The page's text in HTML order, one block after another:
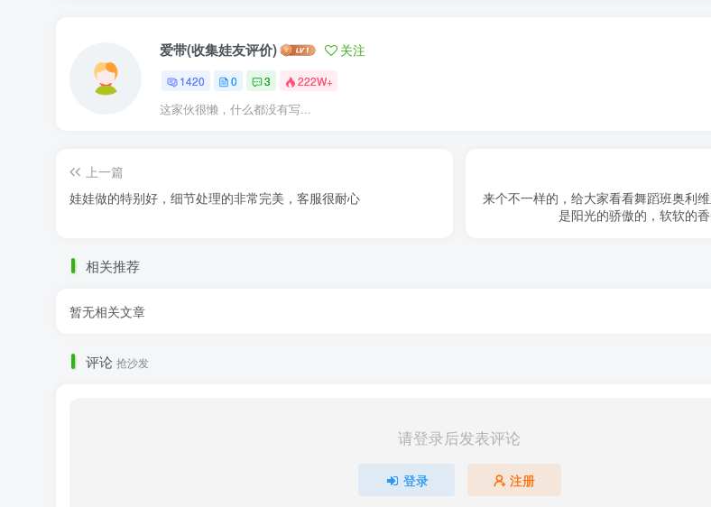
爱带(收集娃友评价) 关注
1420 0 3 222W+
这家伙很懒，什么都没有写...
上一篇
娃娃做的特别好，细节处理的非常完美，客服很耐心
来个不一样的，给大家看看舞蹈班奥利
是阳光的骄傲的，软软的
相关推荐
暂无相关文章
评论 抢沙发
请登录后发表评论
登录 注册